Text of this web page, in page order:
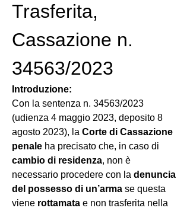
Trasferita,
Cassazione n.
34563/2023
Introduzione:
Con la sentenza n. 34563/2023
(udienza 4 maggio 2023, deposito 8
agosto 2023), la Corte di Cassazione
penale
cambio di residenza, non è
necessario procedere con la denuncia
del possesso di un’arma se questa
viene rottamata e non trasferita nella